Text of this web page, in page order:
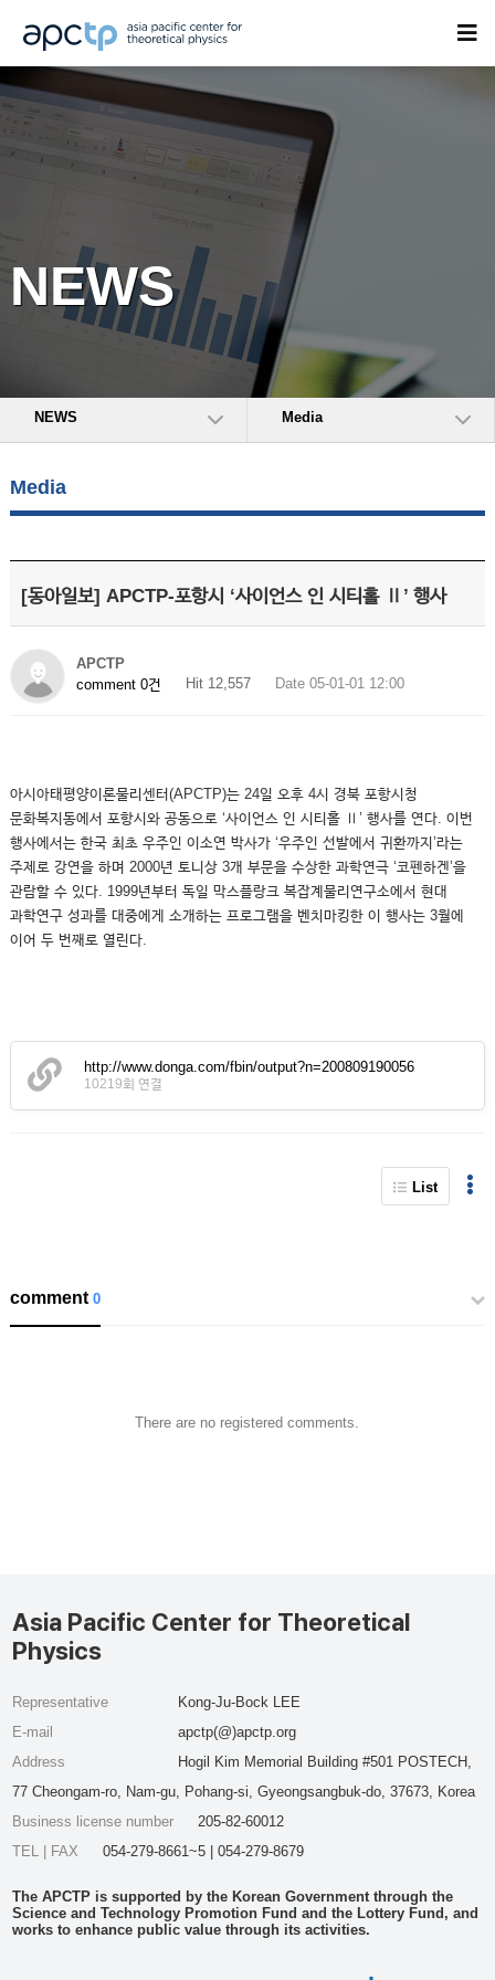
NEWS
NEWS Media
Media
[동아일보] APCTP-포항시 ‘사이언스 인 시티홀 Ⅱ’ 행사
APCTP
comment 0건
Hit 12,557 Date 05-01-01 12:00
아시아태평양이론물리센터(APCTP)는 24일 오후 4시 경북 포항시청
문화복지동에서 포항시와 공동으로 ‘사이언스 인 시티홀 Ⅱ’ 행사를 연다. 이번
행사에서는 한국 최초 우주인 이소연 박사가 ‘우주인 선발에서 귀환까지’라는
주제로 강연을 하며 2000년 토니상 3개 부문을 수상한 과학연극 ‘코펜하겐’을
관람할 수 있다. 1999년부터 독일 막스플랑크 복잡계물리연구소에서 현대
과학연구 성과를 대중에게 소개하는 프로그램을 벤치마킹한 이 행사는 3월에
이어 두 번째로 열린다.
http://www.donga.com/fbin/output?n=200809190056
10219회 연결
List
comment0
There are no registered comments.
Asia Pacific Center for Theoretical
Physics
Representative
Kong-Ju-Bock LEE
E-mail
apctp(@)apctp.org
Address
Hogil Kim Memorial Building #501 POSTECH,
77 Cheongam-ro, Nam-gu, Pohang-si, Gyeongsangbuk-do, 37673, Korea
Business license number
205-82-60012
TEL | FAX
054-279-8661~5 | 054-279-8679
The APCTP is supported by the Korean Government through the
Science and Technology Promotion Fund and the Lottery Fund, and
works to enhance public value through its activities.